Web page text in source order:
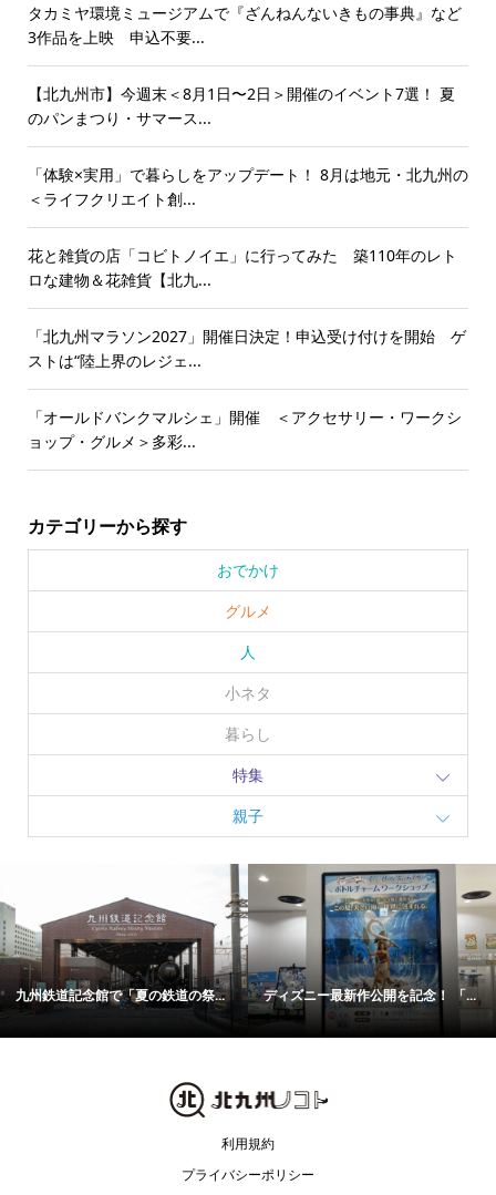
タカミヤ環境ミュージアムで『ざんねんないきもの事典』など
3作品を上映 申込不要...
【北九州市】今週末＜8月1日〜2日＞開催のイベント7選！ 夏
のパンまつり・サマース...
「体験×実用」で暮らしをアップデート！ 8月は地元・北九州の
＜ライフクリエイト創...
花と雑貨の店「コビトノイエ」に行ってみた 築110年のレト
ロな建物＆花雑貨【北九...
「北九州マラソン2027」開催日決定！申込受け付けを開始 ゲ
ストは“陸上界のレジェ...
「オールドバンクマルシェ」開催 ＜アクセサリー・ワークシ
ョップ・グルメ＞多彩...
カテゴリーから探す
おでかけ
グルメ
人
小ネタ
暮らし
特集
親子
九州鉄道記念館で「夏の鉄道の祭... ディズニー最新作公開を記念！ 「...
利用規約
プライバシーポリシー